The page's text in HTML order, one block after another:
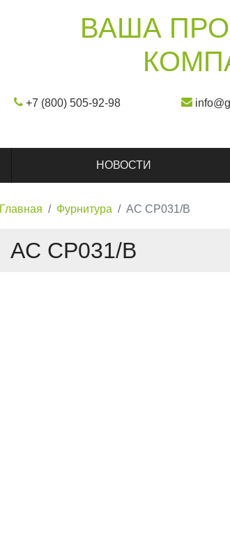
ВАША
+7 (800) 505-92-98
НОВОСТИ
Главная Фурнитура AC CP031/B
AC CP031/B